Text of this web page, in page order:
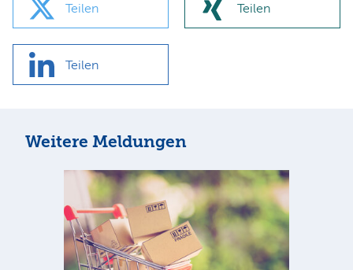
Teilen Teilen
Teilen
Weitere Meldungen